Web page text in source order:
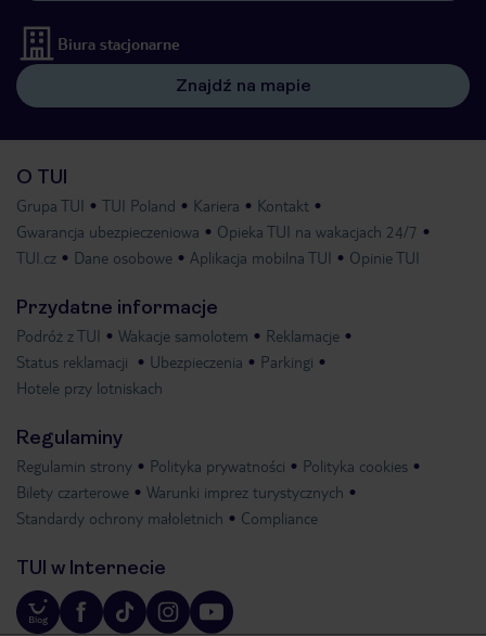
Biura stacjonarne
Znajdź na mapie
O TUI
Grupa TUI TUI Poland Kariera
Kontakt
Gwarancja ubezpieczeniowa
Opieka TUI na wakacjach 24/7
TUI.cz
Dane osobowe Aplikacja mobilna TUI Opinie TUI
Przydatne informacje
Podróż z TUI Wakacje samolotem
Reklamacje
Status reklamacji
Ubezpieczenia
Parkingi
Hotele przy lotniskach
Regulaminy
Regulamin strony Polityka prywatności
Polityka cookies
Bilety czarterowe
Warunki imprez turystycznych
Standardy ochrony małoletnich
Compliance
TUI w Internecie